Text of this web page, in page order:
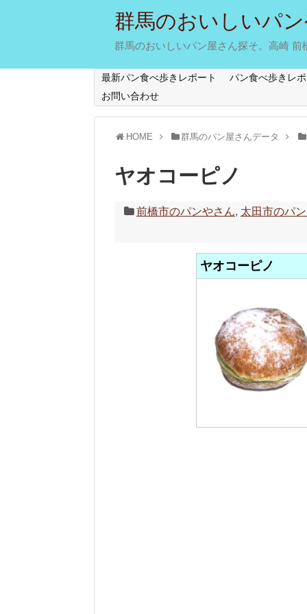
群馬のおいしいパ
群馬のおいしいパン屋さん探そ。高崎
最新パン食べ歩きレポート
パン食べ歩きレ
お問い合わせ
HOME 群馬のパン屋さんデータ
ヤオコーピノ
前橋市のパンやさん, 太田市のパ
ヤオコーピノ